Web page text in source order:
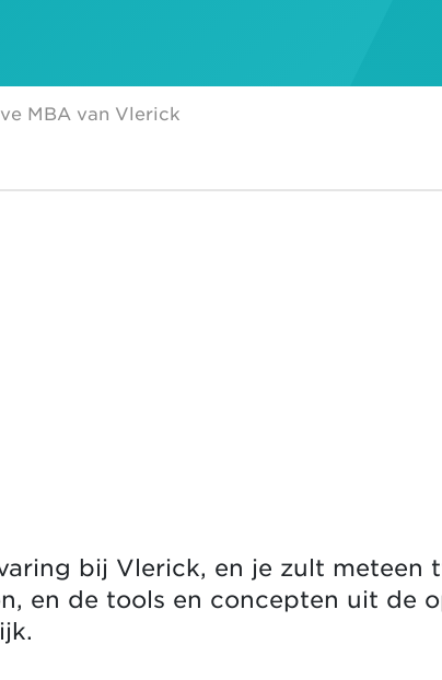
MBA van Vlerick
bij Vlerick, en je zult meteen
en de tools en concepten uit de